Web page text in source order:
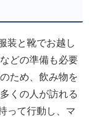
装と靴でお越し
どの準備も必要
ため、飲み物を
くの人が訪れる
って行動し、マ